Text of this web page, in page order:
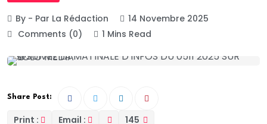
By - Par La Rédaction
14 Novembre 2025
Comments (0)
1 Mins Read
Share Post:
Print : Email : 145